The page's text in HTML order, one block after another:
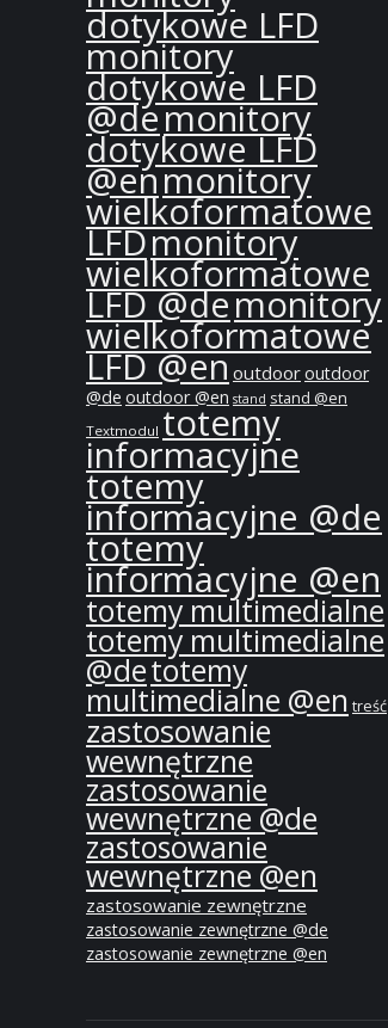
dotykowe LFD
monitory
dotykowe LFD
@demonitory
dotykowe LFD
@enmonitory
wielkoformatowe
LFDmonitory
wielkoformatowe
LFD @demonitory
wielkoformatowe
LFD @enoutdooroutdoor
@de outdoor @en stand stand @en
Textmodul totemy
informacyjne
totemy
informacyjne @de
totemy
informacyjne @en
totemy multimedialne
totemy multimedialne
@detotemy
multimedialne @en treść
zastosowanie
wewnętrzne
zastosowanie
wewnętrzne @de
zastosowanie
wewnętrzne @en
zastosowanie zewnętrzne
zastosowanie zewnętrzne @de
zastosowanie zewnętrzne @en